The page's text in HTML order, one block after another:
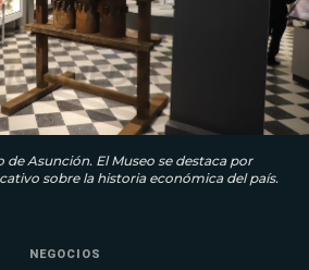
de Asunción. El Museo se destaca por
sobre la historia económica del país.
NEGOCIOS